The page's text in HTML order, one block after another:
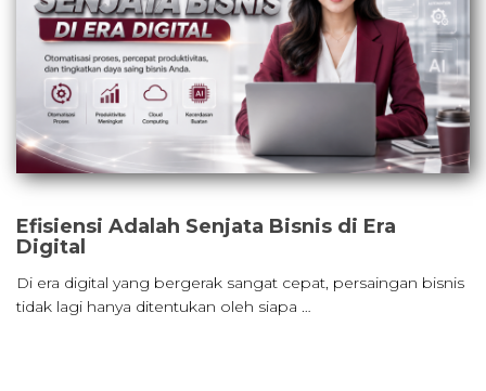
Efisiensi Adalah Senjata Bisnis di Era
Digital
Di era digital yang bergerak sangat cepat, persaingan bisnis
tidak lagi hanya ditentukan oleh siapa …